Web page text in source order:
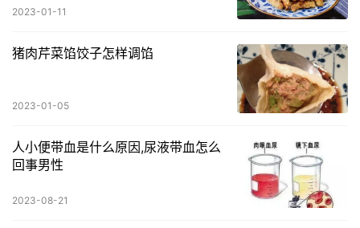
2023-01-11
猪肉芹菜馅饺子怎样调馅
2023-01-05
人小便带血是什么原因,尿液带血怎么
回事男性
2023-08-21